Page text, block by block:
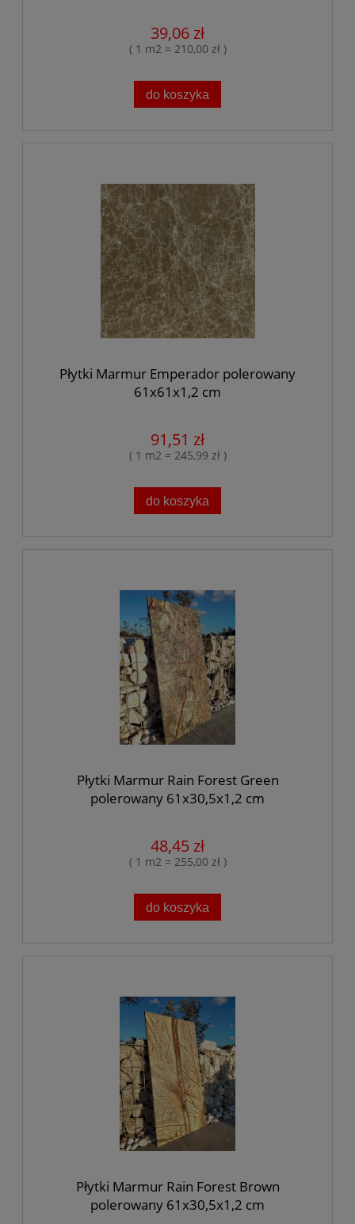
39,06 zł
( 1 m2 = 210,00 zł )
do koszyka
Płytki Marmur Emperador polerowany
61x61x1,2 cm
91,51 zł
( 1 m2 = 245,99 zł )
do koszyka
Płytki Marmur Rain Forest Green
polerowany 61x30,5x1,2 cm
48,45 zł
( 1 m2 = 255,00 zł )
do koszyka
Płytki Marmur Rain Forest Brown
polerowany 61x30,5x1,2 cm